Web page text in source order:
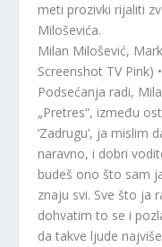
meti prozivki rijaliti
Miloševića.
Milan Milošević,
Screenshot TV Pink)
Podsećanja radi,
„Pretres“, između
‘Zadrugu’, ja mislim
naravno, i dobri
budeš ono što sam
znaju svi. Sve što ja
dohvatim to se i
da takve ljude